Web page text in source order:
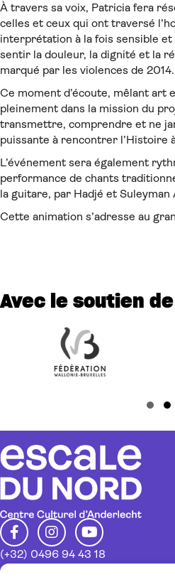
À travers sa voix, Patricia fera
celles et ceux qui ont traversé
interprétation à la fois sensible
sentir la douleur, la dignité et la
marqué par les violences de 2014.
Ce moment d’écoute, mêlant art
pleinement dans la mission du
transmettre, comprendre et ne
puissante à rencontrer l’Histoire
L’événement sera également
performance de chants
la guitare, par Hadjé et Suleyman
Cette animation s’adresse au
Avec le soutien de
(+32) 0496 94 43 18
info@escaledunord.net